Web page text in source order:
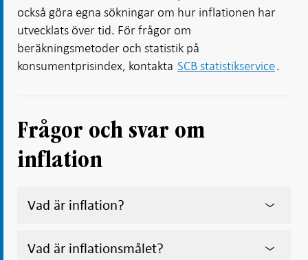
också göra egna sökningar om hur inflationen har
utvecklats över tid. För frågor om
beräkningsmetoder och statistik på
konsumentprisindex, kontakta SCB statistikservice.
Frågor och svar om
inflation
Vad är inflation?
Vad är inflationsmålet?